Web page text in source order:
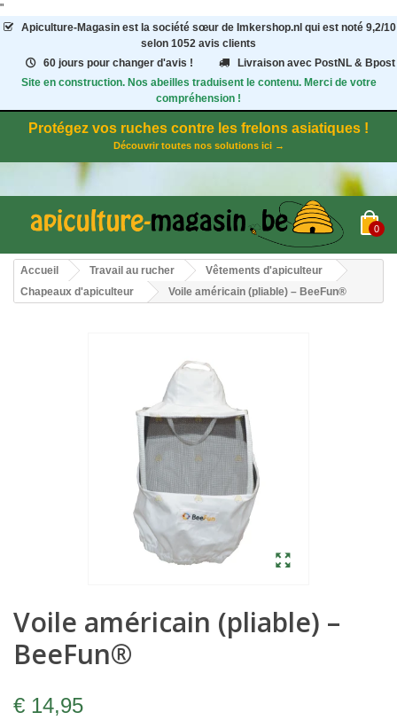
"
Apiculture-Magasinest la société sœur de Imkershop.nl qui est noté 9,2/10
selon 1052 avis clients
60 jours pour changer d'avis !
Livraison avec PostNL & Bpost
Site en construction. Nos abeilles traduisent le contenu. Merci de votre
compréhension !
Protégez vos ruches contre les frelons asiatiques !
Découvrir toutes nos solutions ici →
0
Accueil Travail au rucher
Vêtements d'apiculteur
Chapeaux d'apiculteur
Voile américain (pliable) – BeeFun®
Voile américain (pliable) –
BeeFun®
€ 14,95